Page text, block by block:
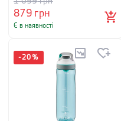
879грн
Є в наявності
-20 %